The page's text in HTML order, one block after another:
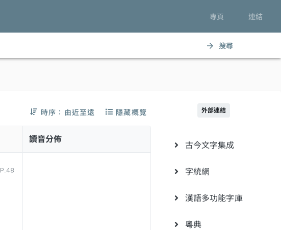
專頁 連結
arrow_forward 搜尋
時序：由近至遠 隱藏概覽
P.48
讀音分佈
外部連結
古今文字集成
字統網
漢語多功能字庫
粵典